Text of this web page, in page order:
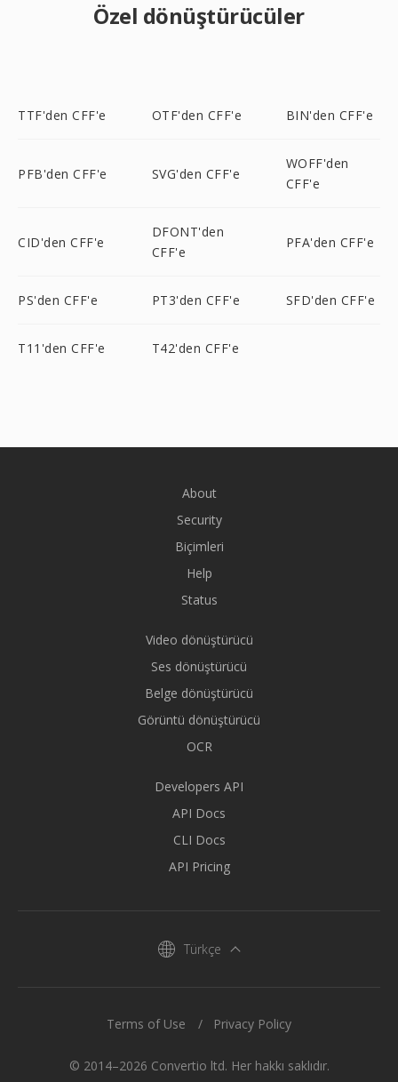
Özel dönüştürücüler
TTF'den CFF'e OTF'den CFF'e BIN'den CFF'e
PFB'den CFF'e SVG'den CFF'e
WOFF'den
CFF'e
CID'den CFF'e
DFONT'den
CFF'e
PFA'den CFF'e
PS'den CFF'e PT3'den CFF'e SFD'den CFF'e
T11'den CFF'e T42'den CFF'e
About
Security
Biçimleri
Help
Status
Video dönüştürücü
Ses dönüştürücü
Belge dönüştürücü
Görüntü dönüştürücü
OCR
Developers API
API Docs
CLI Docs
API Pricing
Türkçe
© 2014–2026 Convertio ltd. Her hakkı saklıdır.
Terms of Use Privacy Policy